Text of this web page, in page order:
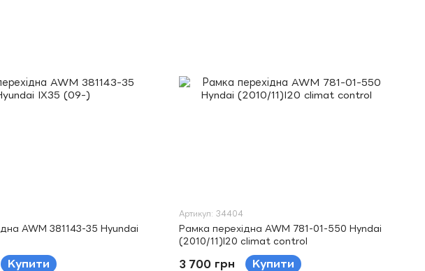
AWM 381143-35 Hyundai
Купити
Артикул: 34404
Рамка перехідна AWM 781-01-550 Hyndai
(2010/11)I20 climat control
3 700 грн Купити